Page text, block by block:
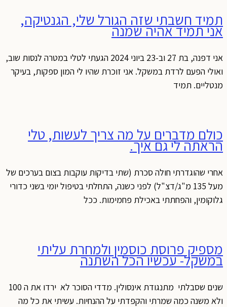
תמיד חשבתי שזה הגורל שלי, הגנטיקה,
אני תמיד אהיה שמנה
אני דפנה, בת 27 וב-23 ביוני 2024 הגעתי לטלי במטרה לנסות שוב,
ואולי הפעם לרדת במשקל. אני זוכרת שהיו לי המון ספקות, בעיקר
מנטליים. תמיד
כולם מדברים על מה צריך לעשות, טלי
הראתה לי גם איך.
אחרי שהוגדרתי חולה סכרת (שתי בדיקות עוקבות בצום בערכים של
מעל 135 מ"ג/דצ"ל) לפני כשנה, התחלתי בטיפול יומי בשני כדורי
גלוקומין, והפחתתי באכילת פחמימות. ככל
מספיק פרוסת כוסמין ולמחרת עליתי
במשקל- עכשיו הכל השתנה
שנים שסבלתי מתנגודת אינסולין. מדדי הסוכר לא ירדו את ה 100
ולא משנה כמה שמרתי והקפדתי על ההנחיות. עשיתי את כל מה